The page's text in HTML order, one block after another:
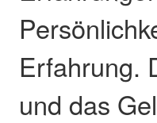
Erfahrung.
und das